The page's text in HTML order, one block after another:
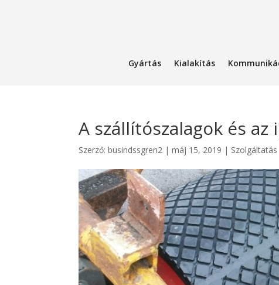
Gyártás Kialakítás
A szállítószalagok és az
Szerző:busindssgren2 |máj 15, 2019 | Szolgáltatás